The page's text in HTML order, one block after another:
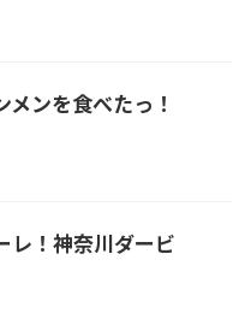
ンを食べたっ！
レ！神奈川ダービ